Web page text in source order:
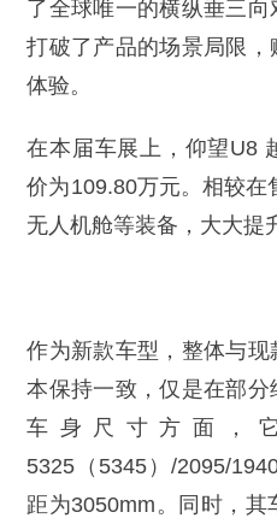
了全球唯一的横纵垂三向
打破了产品的场景局限
体验。
在本届车展上，仰望U8
价为109.80万元。相较在
无人机舱等装备，大大提
作为新款车型，整体与
本保持一致，仅是在部分
车身尺寸方面，
5325（5345）/2095/
距为3050mm。同时，